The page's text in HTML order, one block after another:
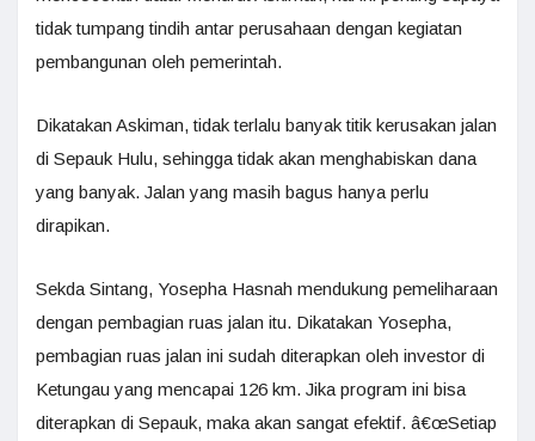
tidak tumpang tindih antar perusahaan dengan kegiatan
pembangunan oleh pemerintah.
Dikatakan Askiman, tidak terlalu banyak titik kerusakan jalan
di Sepauk Hulu, sehingga tidak akan menghabiskan dana
yang banyak. Jalan yang masih bagus hanya perlu
dirapikan.
Sekda Sintang, Yosepha Hasnah mendukung pemeliharaan
dengan pembagian ruas jalan itu. Dikatakan Yosepha,
pembagian ruas jalan ini sudah diterapkan oleh investor di
Ketungau yang mencapai 126 km. Jika program ini bisa
diterapkan di Sepauk, maka akan sangat efektif. â€œSetiap